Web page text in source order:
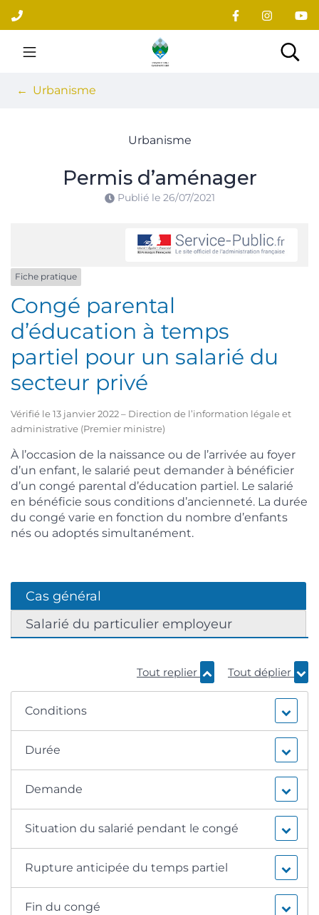
Aller
au
contenu
Site officiel du village
Urbanisme
Urbanisme
Permis d’aménager
Publié le 26/07/2021
Fiche pratique
Congé parental
d’éducation à temps
partiel pour un salarié du
secteur privé
Vérifié le 13 janvier 2022 – Direction de l’information légale et
administrative (Premier ministre)
À l’occasion de la naissance ou de l’arrivée au foyer
d’un enfant, le salarié peut demander à bénéficier
d’un congé parental d’éducation partiel. Le salarié
en bénéficie sous conditions d’ancienneté. La durée
du congé varie en fonction du nombre d’enfants
nés ou adoptés simultanément.
Cas général
Salarié du particulier employeur
Tout replier Tout déplier
Conditions
Durée
Demande
Situation du salarié pendant le congé
Rupture anticipée du temps partiel
Fin du congé